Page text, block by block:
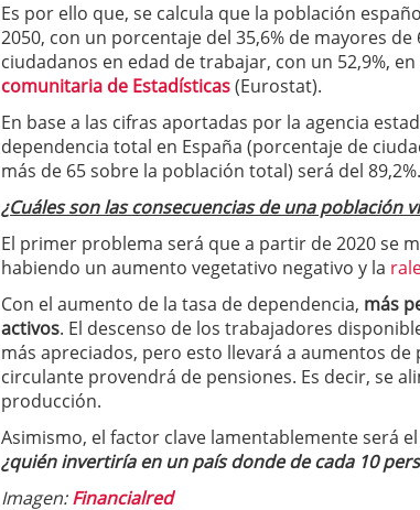
Es por ello que, se calcula que la población
2050, con un porcentaje del 35,6% de mayores
ciudadanos en edad de trabajar, con un 52,9%,
comunitaria de Estadísticas(Eurostat).
En base a las cifras aportadas por la agencia
dependencia total en España (porcentaje de
más de 65 sobre la población total) será del 89,2%.
¿Cuáles son las consecuencias de una población
El primer problema será que a partir de 2020 se
habiendo un aumento vegetativo negativo y la
Con el aumento de la tasa de dependencia, más
activos. El descenso de los trabajadores
más apreciados, pero esto llevará a aumentos de
circulante provendrá de pensiones. Es decir, se
producción.
Asimismo, el factor clave lamentablemente será
¿quién invertiría en un país donde de cada 10
Imagen:Financialred